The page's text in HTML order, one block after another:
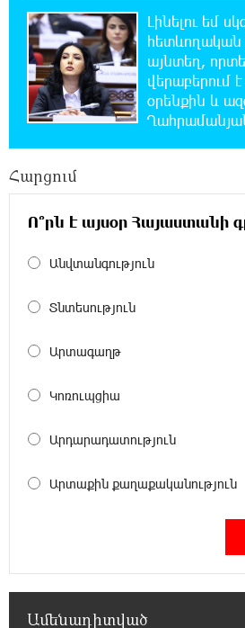
14:34:52 6-08-2026
Կաթողիկոսի և հոգևոր
ներկայացուցիչների
հարուցված այս խայտառակ
իշխանության կողմից քաղաքական
է Եկեղեցու ներքին գործերին և
9-րդ գումարման
պահին ընթանում է
ԱԺ նախագահի տեղակալի
12:54:29 6-08-2026
տեխնոլոգիական
Ավետիք Չալաբյանին
Ժողովո՛ւրդ, Սամվել
սրբազանների
12:14:06 6-08-2026
Լինելու եմ
հետևողական
այնտեղ,
վերաբերում
օրենքին և
Հարցում
Ո՞րն է այսօր Հայաստանի
Անվտանգություն
Տնտեսություն
Արտագաղթ
Կոռուպցիա
Արդարադատություն
Արտաքին քաղաքականություն
Ամենադիտված